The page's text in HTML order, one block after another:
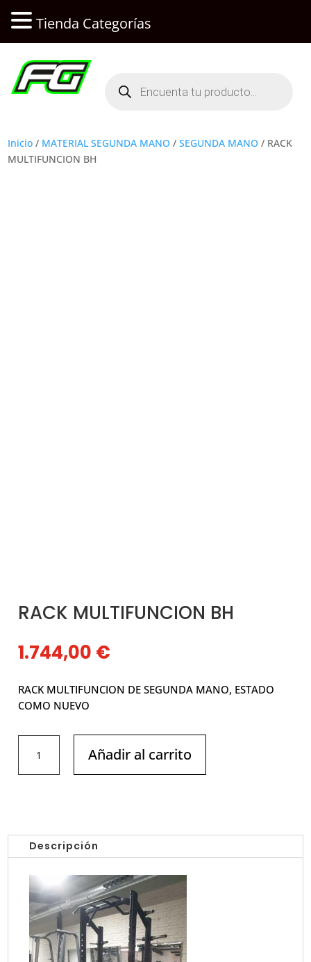
productos
Inicio / MATERIAL SEGUNDA MANO /SEGUNDA MANO / RACK
MULTIFUNCION BH
RACK MULTIFUNCION BH
1.744,00 €
RACK MULTIFUNCION DE SEGUNDA MANO, ESTADO
COMO NUEVO
MULTIFUNCION
BH
Añadir al carrito
Descripción
Tienda Categorías